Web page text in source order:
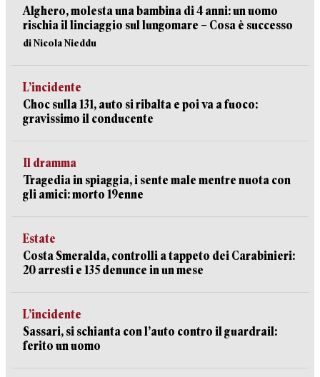
Alghero, molesta una bambina di 4 anni: un uomo
rischia il linciaggio sul lungomare – Cosa è successo
di Nicola Nieddu
L’incidente
Choc sulla 131, auto si ribalta e poi va a fuoco:
gravissimo il conducente
Il dramma
Tragedia in spiaggia, i sente male mentre nuota con
gli amici: morto 19enne
Estate
Costa Smeralda, controlli a tappeto dei Carabinieri:
20 arresti e 135 denunce in un mese
L’incidente
Sassari, si schianta con l’auto contro il guardrail:
ferito un uomo